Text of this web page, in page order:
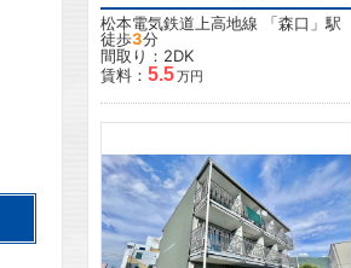
松本電気鉄道上高地線 「森口 」駅
徒歩3分
間取り：2DK
賃料： 5.5万円